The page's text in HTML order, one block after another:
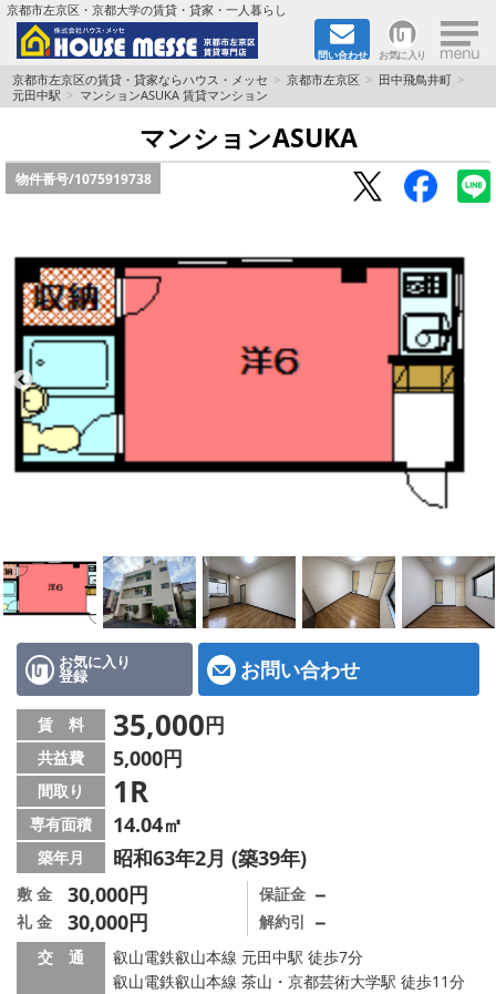
京都市左京区・京都大学の賃貸・貸家・一人暮らし
問い合わせ お気に入り ×
TOPページ
地域から検索
書類DL & 入居者さまへ
家族で住むならマンション？賃家？
一人暮らしの物件特集
ペット相談OKの賃貸！
ハウスメーカー施工特集！
路線·駅から探す
IT重説について
スタッフ紹介
賃貸管理の北白川店
店舗情報·アクセス
会社概要
メールでお問い合わせ
京都市左京区の賃貸・貸家ならハウス・メッセ 京都市左京区
田中飛鳥井町
元田中駅
マンションASUKA 賃貸マンション
マンションASUKA
物件番号/1075919738
お気に入り
登録 お問い合わせ
賃 料 35,000円
共益費 5,000円
間取り 1R
専有面積 14.04㎡
築年月 昭和63年2月 (築39年)
敷 金 30,000円
礼 金 30,000円
保証金 －
解約引 －
交 通
叡山電鉄叡山本線 元田中駅 徒歩7分
叡山電鉄叡山本線 茶山・京都芸術大学駅 徒歩11分